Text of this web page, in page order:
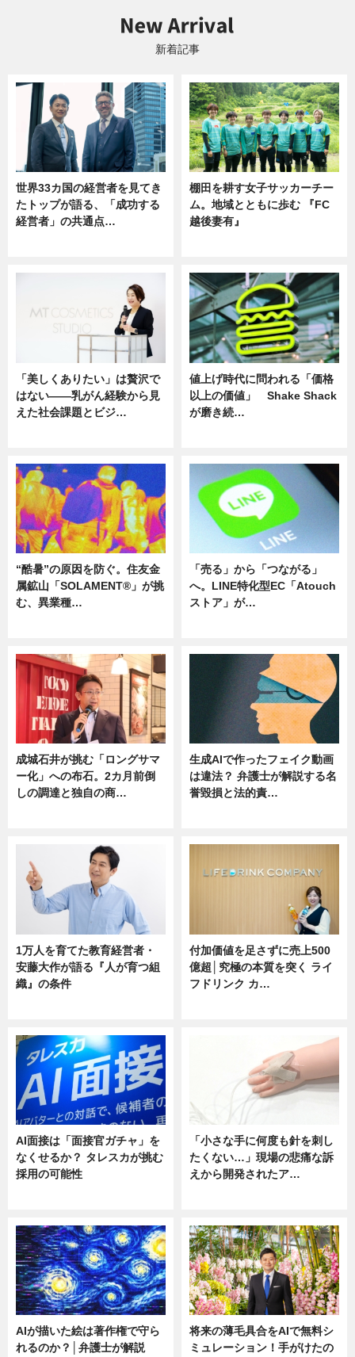
新着記事
世界33カ国の経営者を見てき
たトップが語る、「成功する
経営者」の共通点…
棚田を耕す女子サッカーチー
ム。地域とともに歩む 『FC
越後妻有』
「美しくありたい」は贅沢で
はない――乳がん経験から見
えた社会課題とビジ…
値上げ時代に問われる「価格
以上の価値」 Shake Shack
が磨き続…
“酷暑”の原因を防ぐ。住友金
属鉱山「SOLAMENT®」が挑
む、異業種…
「売る」から「つながる」
へ。LINE特化型EC「Atouch
ストア」が…
成城石井が挑む「ロングサマ
ー化」への布石。2カ月前倒
しの調達と独自の商…
生成AIで作ったフェイク動画
は違法？ 弁護士が解説する名
誉毀損と法的責…
1万人を育てた教育経営者・
安藤大作が語る『人が育つ組
織』の条件
付加価値を足さずに売上500
億超│究極の本質を突く ライ
フドリンク カ…
AI面接は「面接官ガチャ」を
なくせるか？ タレスカが挑む
採用の可能性
「小さな手に何度も針を刺し
たくない…」現場の悲痛な訴
えから開発されたア…
AIが描いた絵は著作権で守ら
れるのか？│弁護士が解説
将来の薄毛具合をAIで無料シ
ミュレーション！手がけたの